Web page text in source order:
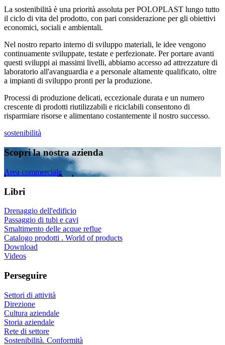
La sostenibilità è una priorità assoluta per POLOPLAST lungo tutto
il ciclo di vita del prodotto, con pari considerazione per gli obiettivi
economici, sociali e ambientali.
Nel nostro reparto interno di sviluppo materiali, le idee vengono
continuamente sviluppate, testate e perfezionate. Per portare avanti
questi sviluppi ai massimi livelli, abbiamo accesso ad attrezzature di
laboratorio all'avanguardia e a personale altamente qualificato, oltre
a impianti di sviluppo pronti per la produzione.
Processi di produzione delicati, eccezionale durata e un numero
crescente di prodotti riutilizzabili e riciclabili consentono di
risparmiare risorse e alimentano costantemente il nostro successo.
sostenibilità
Scopri la nostra azienda
Area commerciale
Libri
Drenaggio dell'edificio
Passaggio di tubi e cavi
Smaltimento delle acque reflue
Catalogo prodotti . World of products
Download
Videos
Perseguire
Settori di attività
Direzione
Cultura aziendale
Storia aziendale
Rete di settore
Sostenibilità. Conformità